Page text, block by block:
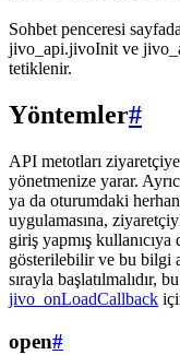
Sohbet penceresi
jivo_api.jivoInit ve
tetiklenir.
Yöntemler#
API metotları
yönetmenize yarar.
ya da oturumdaki
uygulamasına,
giriş yapmış
gösterilebilir ve bu bilgi
sırayla başlatılmalıdır,
jivo_onLoadCallback
open#